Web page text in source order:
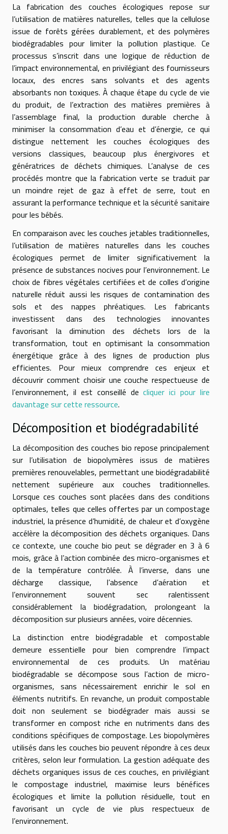
La fabrication des couches écologiques repose sur
l’utilisation de matières naturelles, telles que la cellulose
issue de forêts gérées durablement, et des polymères
biodégradables pour limiter la pollution plastique. Ce
processus s’inscrit dans une logique de réduction de
l’impact environnemental, en privilégiant des fournisseurs
locaux, des encres sans solvants et des agents
absorbants non toxiques. À chaque étape du cycle de vie
du produit, de l’extraction des matières premières à
l’assemblage final, la production durable cherche à
minimiser la consommation d’eau et d’énergie, ce qui
distingue nettement les couches écologiques des
versions classiques, beaucoup plus énergivores et
génératrices de déchets chimiques. L’analyse de ces
procédés montre que la fabrication verte se traduit par
un moindre rejet de gaz à effet de serre, tout en
assurant la performance technique et la sécurité sanitaire
pour les bébés.
En comparaison avec les couches jetables traditionnelles,
l’utilisation de matières naturelles dans les couches
écologiques permet de limiter significativement la
présence de substances nocives pour l’environnement. Le
choix de fibres végétales certifiées et de colles d’origine
naturelle réduit aussi les risques de contamination des
sols et des nappes phréatiques. Les fabricants
investissent dans des technologies innovantes
favorisant la diminution des déchets lors de la
transformation, tout en optimisant la consommation
énergétique grâce à des lignes de production plus
efficientes. Pour mieux comprendre ces enjeux et
découvrir comment choisir une couche respectueuse de
l’environnement, il est conseillé decliquer ici pour lire
davantage sur cette ressource.
Décomposition et biodégradabilité
La décomposition des couches bio repose principalement
sur l’utilisation de biopolymères issus de matières
premières renouvelables, permettant une biodégradabilité
nettement supérieure aux couches traditionnelles.
Lorsque ces couches sont placées dans des conditions
optimales, telles que celles offertes par un compostage
industriel, la présence d’humidité, de chaleur et d’oxygène
accélère la décomposition des déchets organiques. Dans
ce contexte, une couche bio peut se dégrader en 3 à 6
mois, grâce à l’action combinée des micro-organismes et
de la température contrôlée. À l’inverse, dans une
décharge classique, l’absence d’aération et
l’environnement souvent sec ralentissent
considérablement la biodégradation, prolongeant la
décomposition sur plusieurs années, voire décennies.
La distinction entre biodégradable et compostable
demeure essentielle pour bien comprendre l’impact
environnemental de ces produits. Un matériau
biodégradable se décompose sous l’action de micro-
organismes, sans nécessairement enrichir le sol en
éléments nutritifs. En revanche, un produit compostable
doit non seulement se biodégrader mais aussi se
transformer en compost riche en nutriments dans des
conditions spécifiques de compostage. Les biopolymères
utilisés dans les couches bio peuvent répondre à ces deux
critères, selon leur formulation. La gestion adéquate des
déchets organiques issus de ces couches, en privilégiant
le compostage industriel, maximise leurs bénéfices
écologiques et limite la pollution résiduelle, tout en
favorisant un cycle de vie plus respectueux de
l’environnement.